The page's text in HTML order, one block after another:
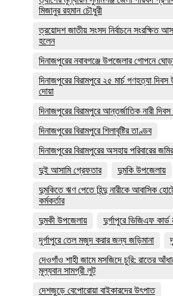
মিজানুর রহমান চৌধুরী
ত্রয়োদশ জাতীয় সংসদ নির্বাচনে সংরক্ষিত
হলেন
দিনাজপুরের নবাবগঞ্জে উপজেলার গোপনে
দিনাজপুরের ‎বিরামপুরে ২৫ মার্চ গণহত্যা
দোয়া
দিনাজপুরের বিরামপুরে আন্তর্জাতিক নারী
দিনাজপুরের বিরামপুরে শিলাবৃষ্টির তাণ্ডব
দিনাজপুরের বিরামপুরের অসহায় পরিবারের
দুই আসামি গ্রেফতার
দুমকি উপজেলায়
দুমকিতে ঋণ পেতে হিন্দু নারীকে আবাসিক
কর্মকর্তার
দুমকী উপজেলায়
দুর্গাপুরে ভিজিএফ কার্ড
দূর্গাপুরে তেল মজুদ করার জন্য জড়িমানা
দেওগাঁও শাহী জামে মসজিদে চুরি: রাতের
মূল্যবান সামগ্রী লুট
দেশজুড়ে বেপোরোয়া বাইকারদের উৎপাত